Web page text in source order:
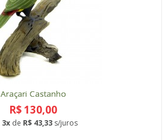
Araçari Castanho
R$ 130,00
3x de R$ 43,33 s/juros